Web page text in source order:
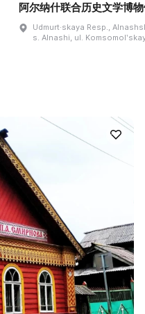
阿尔纳什联合历史文学博
Udmurt·skaya Resp.,
s. Alnashi, ul.